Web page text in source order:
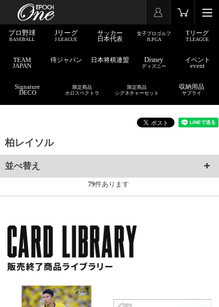
プロ野球
BASEBALL
Jリーグ
J.LEAGUE
サッカー
日本代表
女子プロゴルフ
JLPGA
Tリーグ
T.LEAGUE
TEAM
JAPAN
侍ジャパン 日本将棋連盟 Disney
ディズニー
イベント
event
Signature
DECO
限定商品
ホロスペクトラ
限定商品
シグネチャーセット
収納用品
サプライ
柏レイソル
並べ替え
79件あります